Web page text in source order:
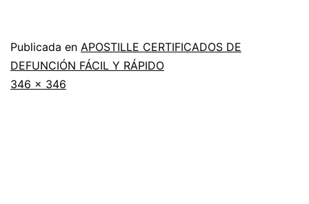
Publicada en APOSTILLE CERTIFICADOS DE
DEFUNCIÓN FÁCIL Y RÁPIDO
Tamaño
346 × 346